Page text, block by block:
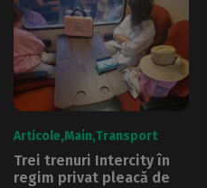
Articole Main Transport
Trei trenuri Intercity în
regim privat pleacă de